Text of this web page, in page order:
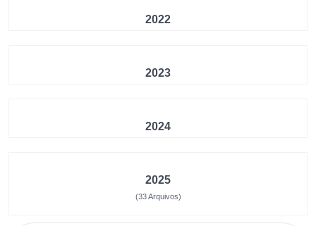
2022
2023
2024
2025
(33 Arquivos)